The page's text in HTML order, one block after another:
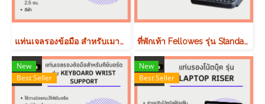
แท่นเจลรองข้อมือ สำหรับเมาส์ Fellowes รุ่น Mouse Pad with Wrist Support ที่พักเท้า Fellowes รุ่น Standard Foot Rest
New
Best Seller
New
Best Seller